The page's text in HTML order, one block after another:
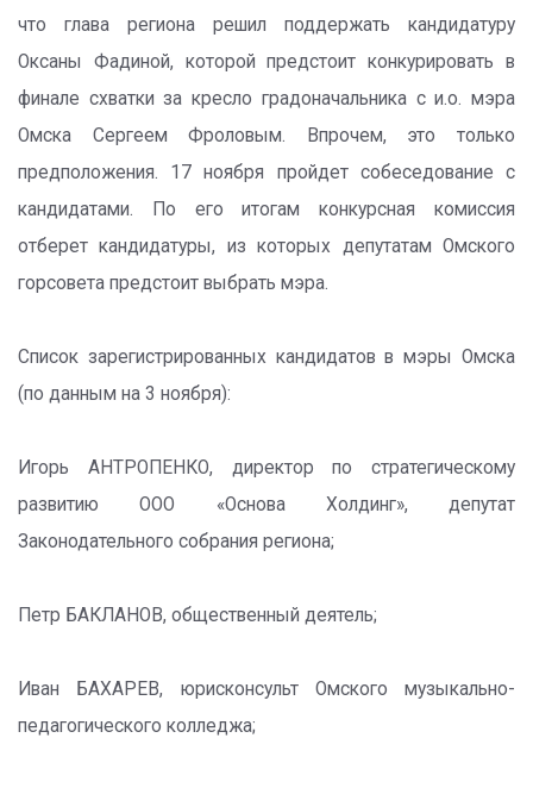
что глава региона решил поддержать кандидатуру
Оксаны Фадиной, которой предстоит конкурировать в
финале схватки за кресло градоначальника с и.о. мэра
Омска Сергеем Фроловым. Впрочем, это только
предположения. 17 ноября пройдет собеседование с
кандидатами. По его итогам конкурсная комиссия
отберет кандидатуры, из которых депутатам Омского
горсовета предстоит выбрать мэра.
Список зарегистрированных кандидатов в мэры Омска
(по данным на 3 ноября):
Игорь АНТРОПЕНКО, директор по стратегическому
развитию ООО «Основа Холдинг», депутат
Законодательного собрания региона;
Петр БАКЛАНОВ, общественный деятель;
Иван БАХАРЕВ, юрисконсульт Омского музыкально-
педагогического колледжа;